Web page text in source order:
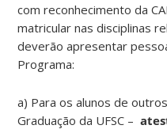
com reconhecimento da
matricular nas disciplinas
deverão apresentar
Programa:
a) Para os alunos de
Graduação da UFSC –